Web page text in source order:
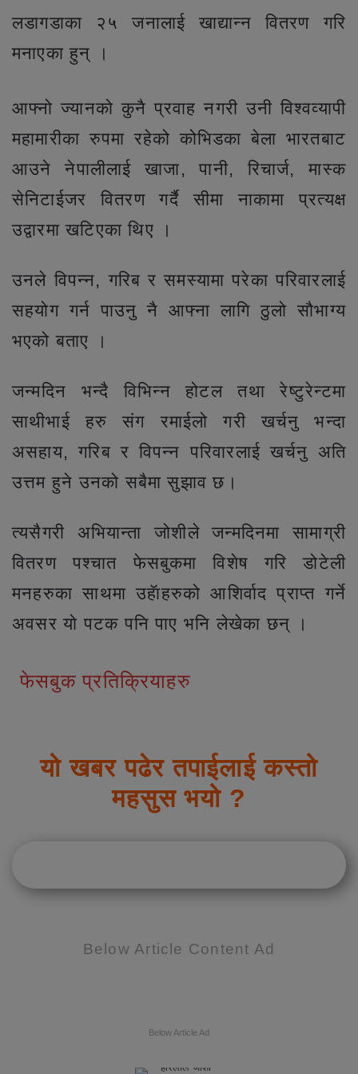
लडागडाका २५ जनालाई खाद्यान्न वितरण गरि
मनाएका हुन् ।
आफ्नो ज्यानको कुनै प्रवाह नगरी उनी विश्वव्यापी
महामारीका रुपमा रहेको कोभिडका बेला भारतबाट
आउने नेपालीलाई खाजा, पानी, रिचार्ज, मास्क
सेनिटाईजर वितरण गर्दै सीमा नाकामा प्रत्यक्ष
उद्वारमा खटिएका थिए ।
उनले विपन्न, गरिब र समस्यामा परेका परिवारलाई
सहयोग गर्न पाउनु नै आफ्ना लागि ठुलो सौभाग्य
भएको बताए ।
जन्मदिन भन्दै विभिन्न होटल तथा रेष्टुरेन्टमा
साथीभाई हरु संग रमाईलो गरी खर्चनु भन्दा
असहाय, गरिब र विपन्न परिवारलाई खर्चनु अति
उत्तम हुने उनको सबैमा सुझाव छ।
त्यसैगरी अभियान्ता जोशीले जन्मदिनमा सामाग्री
वितरण पश्चात फेसबुकमा विशेष गरि डोटेली
मनहरुका साथमा उहॅाहरुको आशिर्वाद प्राप्त गर्ने
अवसर यो पटक पनि पाए भनि लेखेका छन् ।
फेसबुक प्रतिक्रियाहरु
यो खबर पढेर तपाईलाई कस्तो
महसुस भयो ?
Below Article Content Ad
Below Article Ad